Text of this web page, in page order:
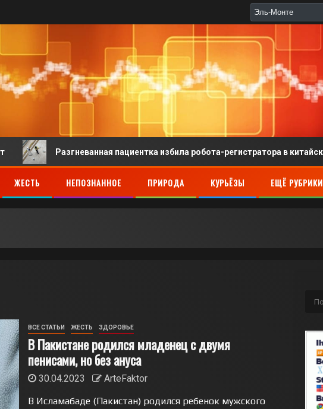
Разгневанная пациентка избила робота-регистратора в китайской больнице
ЖЕСТЬ НЕПОЗНАННОЕ ПРИРОДА КУРЬЁЗЫ ЕЩЁ РУБРИКИ
ВСЕ СТАТЬИ ЖЕСТЬ ЗДОРОВЬЕ
В Пакистане родился младенец с двумя
пенисами, но без ануса
30.04.2023
ArteFaktor
В Исламабаде (Пакистан) родился ребенок мужского